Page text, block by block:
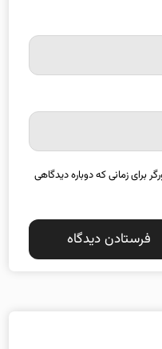
برای زمانی که دوباره دیدگاهی